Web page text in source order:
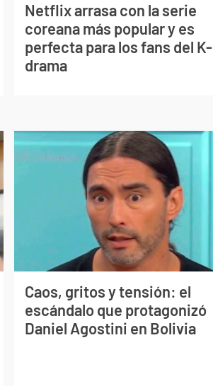
Netflix arrasa con la serie
coreana más popular y es
perfecta para los fans del K-
drama
Caos, gritos y tensión: el
escándalo que protagonizó
Daniel Agostini en Bolivia